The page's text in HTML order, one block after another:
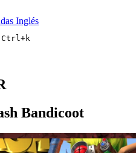
Inglés
Ctrl+k
Bandicoot